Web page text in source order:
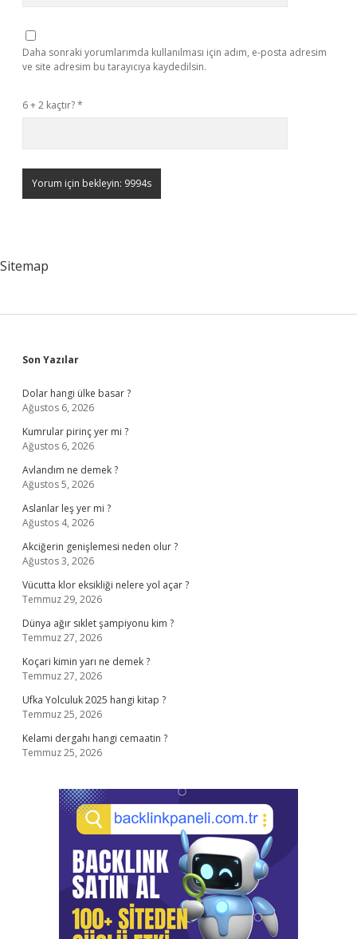
Daha sonraki yorumlarımda kullanılması için adım, e-posta adresim
ve site adresim bu tarayıcıya kaydedilsin.
6 + 2 kaçtır?*
Sitemap
Sidebar
Son Yazılar
Dolar hangi ülke basar ?
Ağustos 6, 2026
Kumrular pirinç yer mi ?
Ağustos 6, 2026
Avlandım ne demek ?
Ağustos 5, 2026
Aslanlar leş yer mi ?
Ağustos 4, 2026
Akciğerin genişlemesi neden olur ?
Ağustos 3, 2026
Vücutta klor eksikliği nelere yol açar ?
Temmuz 29, 2026
Dünya ağır sıklet şampiyonu kim ?
Temmuz 27, 2026
Koçari kimin yarı ne demek ?
Temmuz 27, 2026
Ufka Yolculuk 2025 hangi kitap ?
Temmuz 25, 2026
Kelami dergahı hangi cemaatin ?
Temmuz 25, 2026